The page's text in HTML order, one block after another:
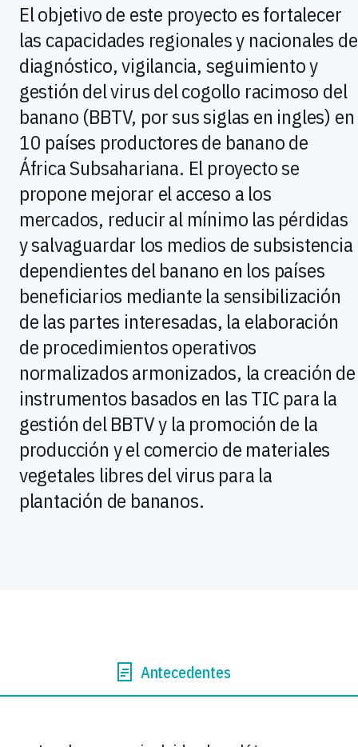
El objetivo de este proyecto es fortalecer
las capacidades regionales y nacionales de
diagnóstico, vigilancia, seguimiento y
gestión del virus del cogollo racimoso del
banano (BBTV, por sus siglas en ingles) en
10 países productores de banano de
África Subsahariana. El proyecto se
propone mejorar el acceso a los
mercados, reducir al mínimo las pérdidas
y salvaguardar los medios de subsistencia
dependientes del banano en los países
beneficiarios mediante la sensibilización
de las partes interesadas, la elaboración
de procedimientos operativos
normalizados armonizados, la creación de
instrumentos basados en las TIC para la
gestión del BBTV y la promoción de la
producción y el comercio de materiales
vegetales libres del virus para la
plantación de bananos.
Antecedentes